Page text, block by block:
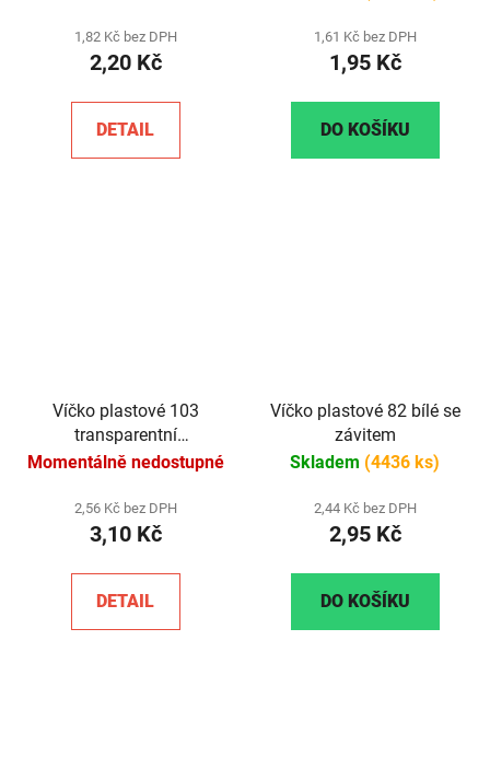
1,82 Kč bez DPH
2,20 Kč
DETAIL
1,61 Kč bez DPH
1,95 Kč
DO KOŠÍKU
Víčko plastové 103
transparentní
(průhledné)
Momentálně nedostupné
2,56 Kč bez DPH
3,10 Kč
DETAIL
Víčko plastové 82 bílé se
závitem
Skladem (4436 ks)
2,44 Kč bez DPH
2,95 Kč
DO KOŠÍKU